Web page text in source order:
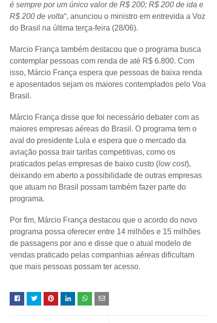
é sempre por um único valor de R$ 200; R$ 200 de ida e
R$ 200 de volta“, anunciou o ministro em entrevida a Voz
do Brasil na última terça-feira (28/06).
Marcio França também destacou que o programa busca
contemplar pessoas com renda de até R$ 6.800. Com
isso, Márcio França espera que pessoas de baixa renda
e aposentados sejam os maiores contemplados pelo Voa
Brasil.
Márcio França disse que foi necessário debater com as
maiores empresas aéreas do Brasil. O programa tem o
aval do presidente Lula e espera que o mercado da
aviação possa trair tarifas competitivas, como os
praticados pelas empresas de baixo custo (low cost),
deixando em aberto a possibilidade de outras empresas
que atuam no Brasil possam também fazer parte do
programa.
Por fim, Márcio França destacou que o acordo do novo
programa possa oferecer entre 14 milhões e 15 milhões
de passagens por ano e disse que o atual modelo de
vendas praticado pelas companhias aéreas dificultam
que mais pessoas possam ter acesso.